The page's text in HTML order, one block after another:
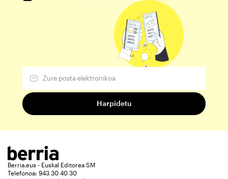
Berria.eus - Euskal Editorea SM
Telefonoa: 943 30 40 30